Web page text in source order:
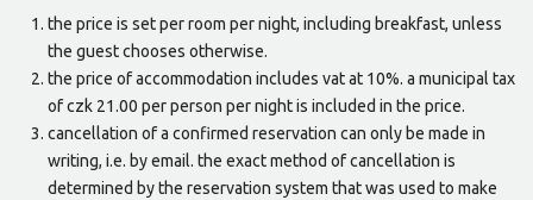
the price is set per room per night, including breakfast, unless
the guest chooses otherwise.
the price of accommodation includes vat at 10%. a municipal tax
of czk 21.00 per person per night is included in the price.
cancellation of a confirmed reservation can only be made in
writing, i.e. by email. the exact method of cancellation is
determined by the reservation system that was used to make